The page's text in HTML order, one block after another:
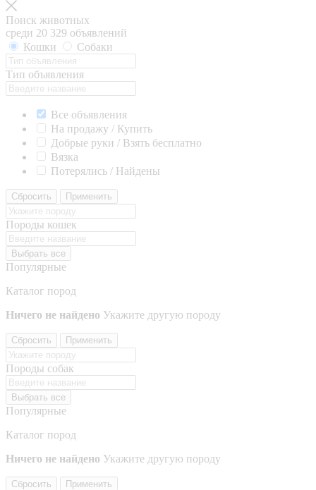
Поиск животных
среди 20 329 объявлений
Кошки
Собаки
Тип объявления
Все объявления
На продажу / Купить
Добрые руки / Взять бесплатно
Вязка
Потерялись / Найдены
Сбросить Применить
Породы кошек
Выбрать все
Популярные
Каталог пород
Ничего не найдено Укажите другую породу
Сбросить Применить
Породы собак
Выбрать все
Популярные
Каталог пород
Ничего не найдено Укажите другую породу
Сбросить Применить